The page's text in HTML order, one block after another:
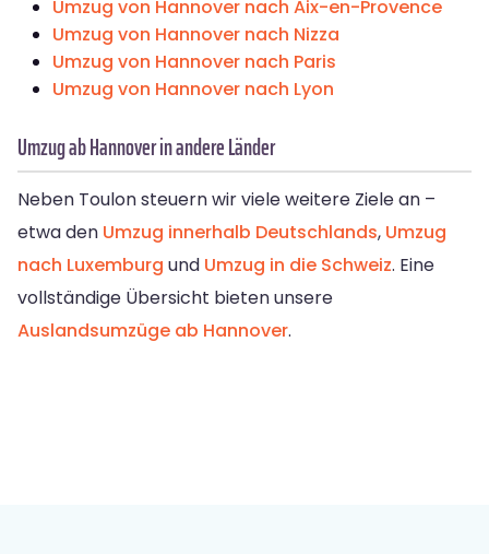
Umzug von Hannover nach Aix-en-Provence
Umzug von Hannover nach Nizza
Umzug von Hannover nach Paris
Umzug von Hannover nach Lyon
Umzug ab Hannover in andere Länder
Neben Toulon steuern wir viele weitere Ziele an –
etwa den Umzug innerhalb Deutschlands, Umzug
nach Luxemburg und Umzug in die Schweiz. Eine
vollständige Übersicht bieten unsere
Auslandsumzüge ab Hannover.